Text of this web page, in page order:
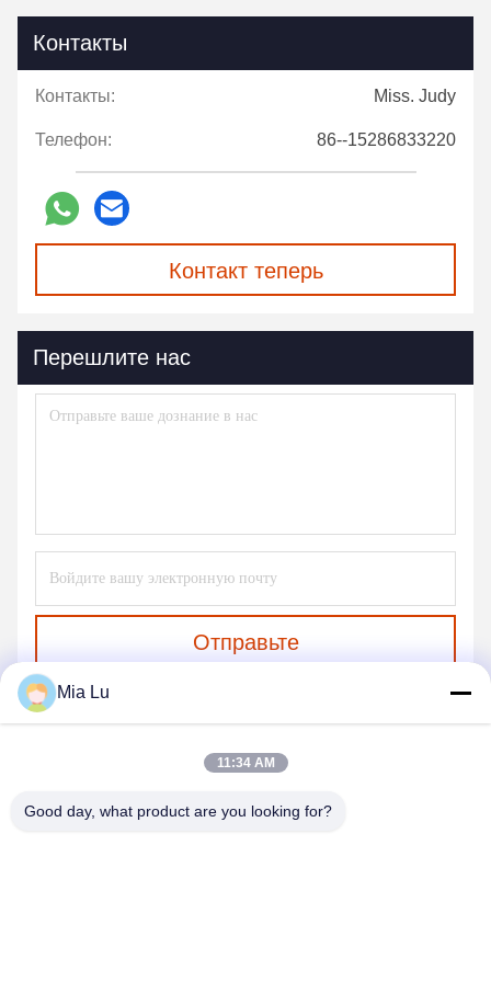
Контакты
Контакты: Miss. Judy
Телефон: 86--15286833220
Контакт теперь
Перешлите нас
Отправьте
Mia Lu
11:34 AM
Good day, what product are you looking for?